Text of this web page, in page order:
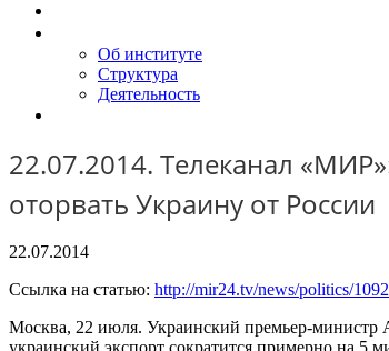
Об институте
Структура
Деятельность
22.07.2014. Телеканал
оторвать Украину от России
22.07.2014
Ссылка на статью: http://mir24.tv/news/politics/
Москва, 22 июля. Украинский премьер-министр